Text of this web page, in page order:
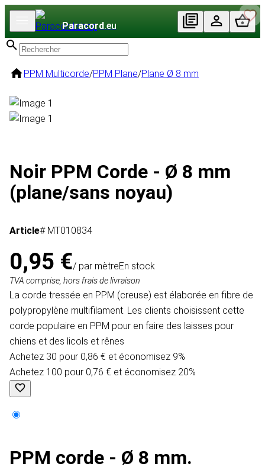
Paracord.eu
PPM Multicorde/PPM Plane/Plane Ø 8 mm
Noir PPM Corde - Ø 8 mm
(plane/sans noyau)
Article# MT010834
0,95 €/ par mètreEn stock
TVA comprise, hors frais de livraison
La corde tressée en PPM (creuse) est élaborée en fibre de
polypropylène multifilament. Les clients choisissent cette
corde populaire en PPM pour en faire des laisses pour
chiens et des licols et rênes
Achetez 30 pour 0,86 € et économisez 9%
Achetez 100 pour 0,76 € et économisez 20%
PPM corde - Ø 8 mm.